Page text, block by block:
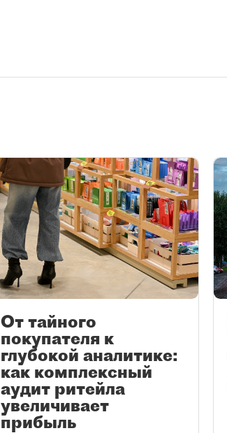
От тайного
покупателя к
глубокой аналитике:
как комплексный
аудит ритейла
увеличивает
прибыль